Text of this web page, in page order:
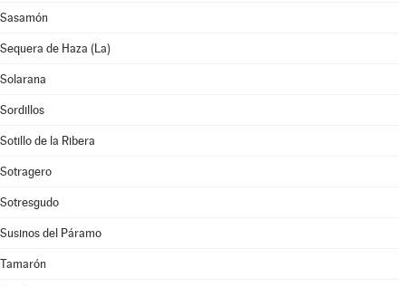
Sasamón
Sequera de Haza (La)
Solarana
Sordillos
Sotillo de la Ribera
Sotragero
Sotresgudo
Susinos del Páramo
Tamarón